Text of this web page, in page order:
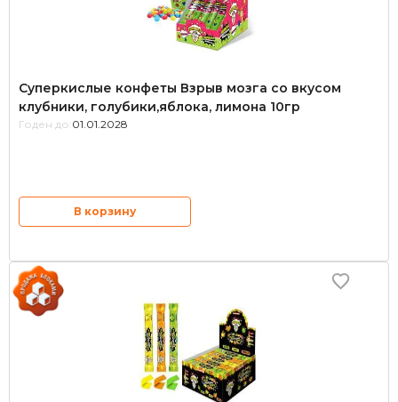
Суперкислые конфеты Взрыв мозга со вкусом
клубники, голубики,яблока, лимона 10гр
Годен до: 01.01.2028
В корзину